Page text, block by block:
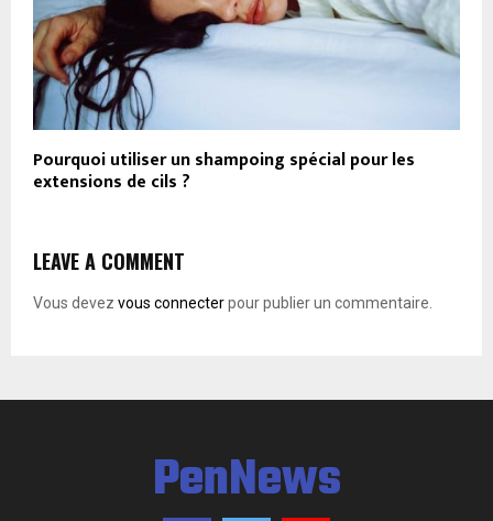
Pourquoi utiliser un shampoing spécial pour les
extensions de cils ?
LEAVE A COMMENT
Vous devez vous connecterpour publier un commentaire.
PenNews